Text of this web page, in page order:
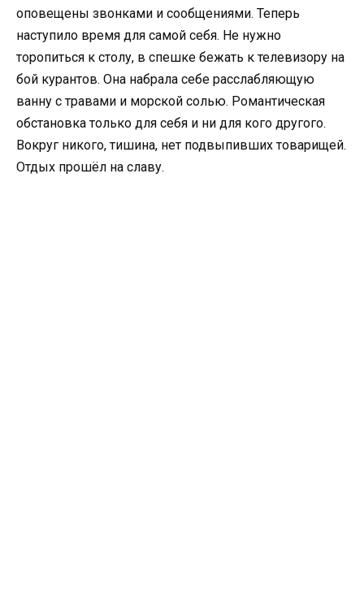
оповещены звонками и сообщениями. Теперь
наступило время для самой себя. Не нужно
торопиться к столу, в спешке бежать к телевизору на
бой курантов. Она набрала себе расслабляющую
ванну с травами и морской солью. Романтическая
обстановка только для себя и ни для кого другого.
Вокруг никого, тишина, нет подвыпивших товарищей.
Отдых прошёл на славу.